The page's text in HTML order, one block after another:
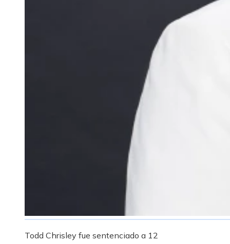
Todd Chrisley fue sentenciado a 12